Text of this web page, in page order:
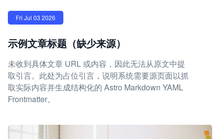
Fri Jul 03 2026
示例文章标题（缺少来源）
未收到具体文章 URL 或内容，因此无法从原文中提
取引言。此处为占位引言，说明系统需要源页面以抓
取实际内容并生成结构化的 Astro Markdown YAML
Frontmatter。